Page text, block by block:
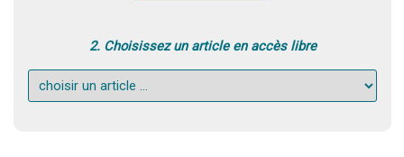
2. Choisissez un article en accès libre